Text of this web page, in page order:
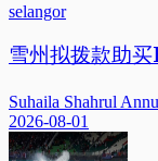
selangor
雪州拟拨款助
Suhaila Shahrul
2026-08-01